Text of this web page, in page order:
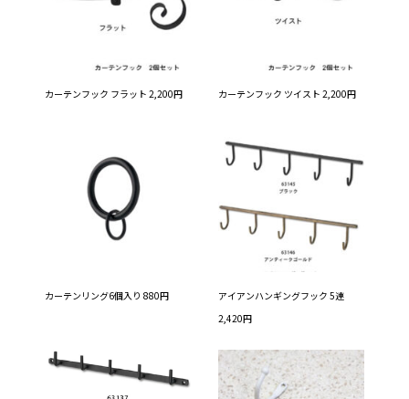
カーテンフック フラット 2,200円 カーテンフック ツイスト 2,200円
カーテンリング6個入り 880円
アイアンハンギングフック 5連
2,420円